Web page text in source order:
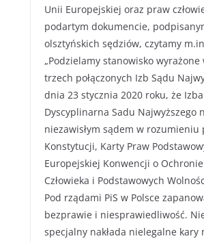
Unii Europejskiej oraz praw
podartym dokumencie,
olsztyńskich sędziów, czytamy
„Podzielamy stanowisko wyrażone
trzech połączonych Izb Sądu
dnia 23 stycznia 2020 roku, że Izba
Dyscyplinarna Sadu Najwyższego
niezawisłym sądem w rozumieniu
Konstytucji, Karty Praw
Europejskiej Konwencji o
Człowieka i Podstawowych
Pod rządami PiS w Polsce
bezprawie i niesprawiedliwość.
specjalny nakłada nielegalne kary